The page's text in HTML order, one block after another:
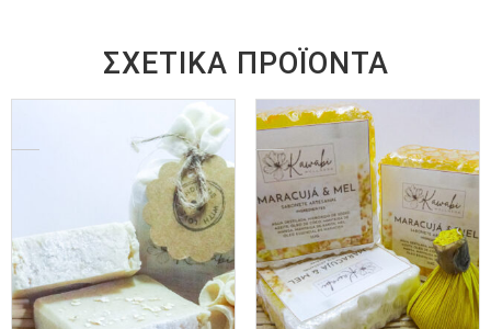
ΣΧΕΤΙΚΆ ΠΡΟΪΌΝΤΑ